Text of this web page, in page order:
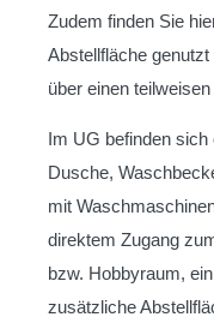
Zudem finden Sie
Abstellfläche
über einen
Im UG befinden
Dusche,
mit
direktem Zugang
bzw. Hobbyraum,
zusätzliche